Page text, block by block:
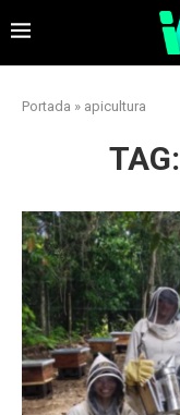
Portada » apicultura
TAG: